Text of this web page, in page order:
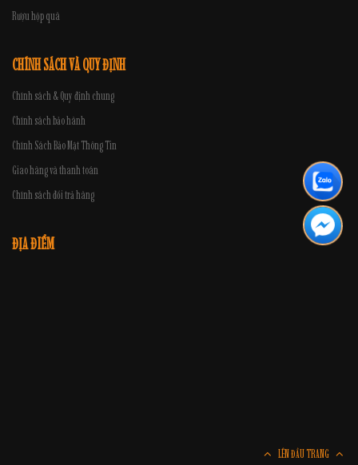
LÊN ĐẦU TRANG
Rượu hộp quà
CHÍNH SÁCH VÀ QUY ĐỊNH
Chính sách & Quy định chung
Chính sách bảo hành
Chính Sách Bảo Mật Thông Tin
Giao hàng và thanh toán
Chính sách đổi trả hàng
ĐỊA ĐIỂM